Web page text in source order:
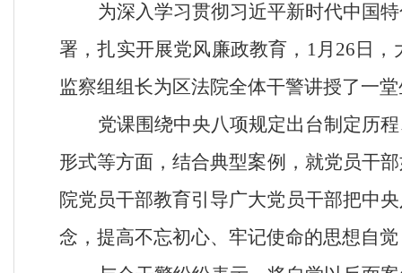
为深入学习贯彻习近平新时代中国
署，扎实开展党风廉政教育， 1月26日，
监察组组长为区法院全体干警讲授了一
党课围绕中央八项规定出台制定历
形式等方面，结合典型案例，就党员干
院党员干部教育引导广大党员干部把中
念，提高不忘初心、牢记使命的思想自